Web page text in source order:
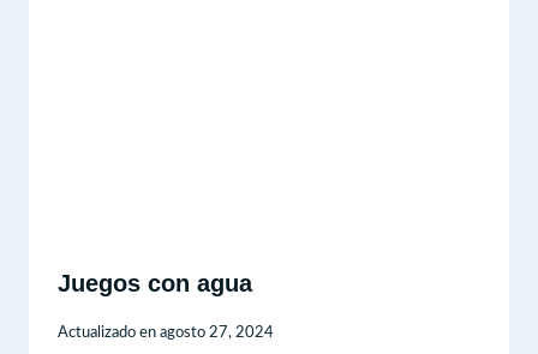
Juegos con agua
Actualizado en agosto 27, 2024